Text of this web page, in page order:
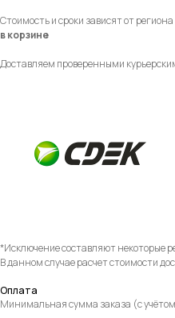
Стоимость и сроки зависят от региона
в корзине
Доставляем проверенными
*Исключение составляют некоторые
В данном случае расчет стоимости
Оплата
Минимальная сумма заказа (с учётом